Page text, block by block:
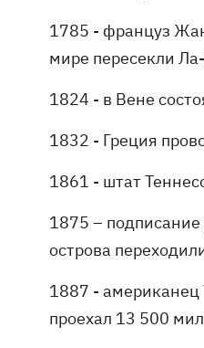
1785 - француз
мире пересекли
1824 - в Вене
1832 - Греция
1861 - штат
1875 – подписание
острова
1887 - американец
проехал 13 500